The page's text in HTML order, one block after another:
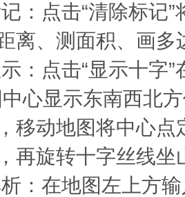
：点击“清除标记
离、测面积、画多
：点击“显示十字”
心显示东南西北
移动地图将中心
再旋转十字丝线坐
：在地图左上方